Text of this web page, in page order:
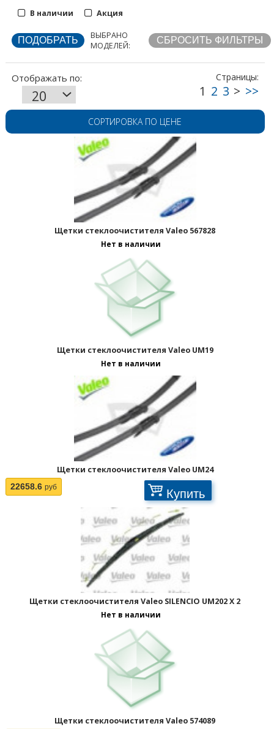
В наличии
Акция
ВЫБРАНО
МОДЕЛЕЙ:
Страницы:
СОРТИРОВКА ПО ЦЕНЕ
Щетки стеклоочистителя Valeo 567828
Нет в наличии
Щетки стеклоочистителя Valeo UM19
Нет в наличии
Щетки стеклоочистителя Valeo UM24
22658.6 руб Купить
Щетки стеклоочистителя Valeo SILENCIO UM202 X 2
Нет в наличии
Щетки стеклоочистителя Valeo 574089